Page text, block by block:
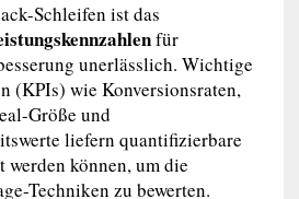
Schleifen ist das
für
unerlässlich. Wichtige
(KPIs) wie Konversionsraten,
Größe und
liefern quantifizierbare
können, um die
Techniken zu bewerten.